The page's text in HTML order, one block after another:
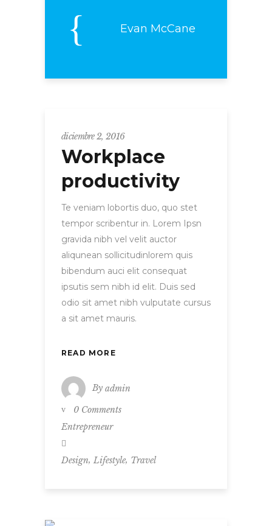
Evan McCane
diciembre 2, 2016
Workplace
productivity
Te veniam lobortis duo, quo stet
tempor scribentur in. Lorem Ipsn
gravida nibh vel velit auctor
aliqunean sollicitudinlorem quis
bibendum auci elit consequat
ipsutis sem nibh id elit. Duis sed
odio sit amet nibh vulputate cursus
a sit amet mauris.
READ MORE
By admin
0 Comments
Entrepreneur
Design, Lifestyle, Travel